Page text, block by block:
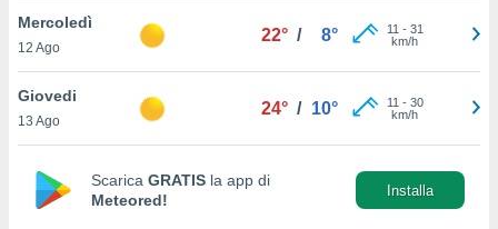
un
la
di esso.
nella
Mercoledì
12 Ago
22° / 8° 11 - 31
km/h
Giovedi
13 Ago
24° / 10° 11 - 30
km/h
Scarica GRATIS la app di
Meteored!
Installa